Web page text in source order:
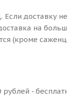
доставку
на
(кроме
-